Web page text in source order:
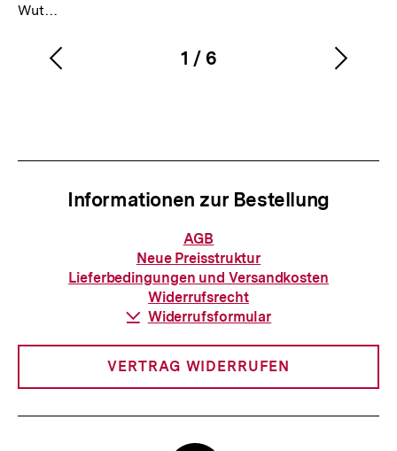
Wut…
Karussellinhalt
1
von
/ 6
Vorherigen
Informationen zur Bestellung
Informationen
zur
Bestellung
AGB
Neue Preisstruktur
Lieferbedingungen und Versandkosten
Widerrufsrecht
Download-
Widerrufsformular
VERTRAG WIDERRUFEN